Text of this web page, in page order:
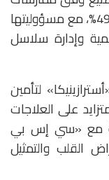
التصنيع الجيد، فيما تمتلك «أسترازينيكا» 49%، مع مسؤوليتها
وإدارة سلاسل
لتأمين
على العلاجات
مع «سي إس بي
القلب والتمثيل